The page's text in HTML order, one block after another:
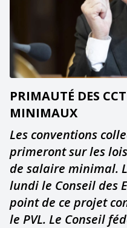
PRIMAUTÉ DES
MINIMAUX
Les conventions
primeront sur les
de salaire minimal.
lundi le Conseil des
point de ce projet
le PVL. Le Conseil